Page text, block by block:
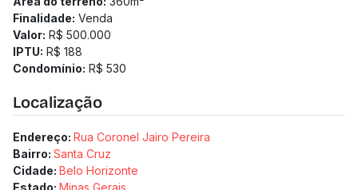
(Os preços e informações poderão sofrer mudanças.
Solicitamos a confirmação com nossa equipe).
Finalidade: Venda
Valor: R$ 500.000
IPTU: R$ 188
Condomínio: R$ 530
Localização
Endereço: Rua Coronel Jairo Pereira
Bairro: Santa Cruz
Cidade: Belo Horizonte
Estado: Minas Gerais